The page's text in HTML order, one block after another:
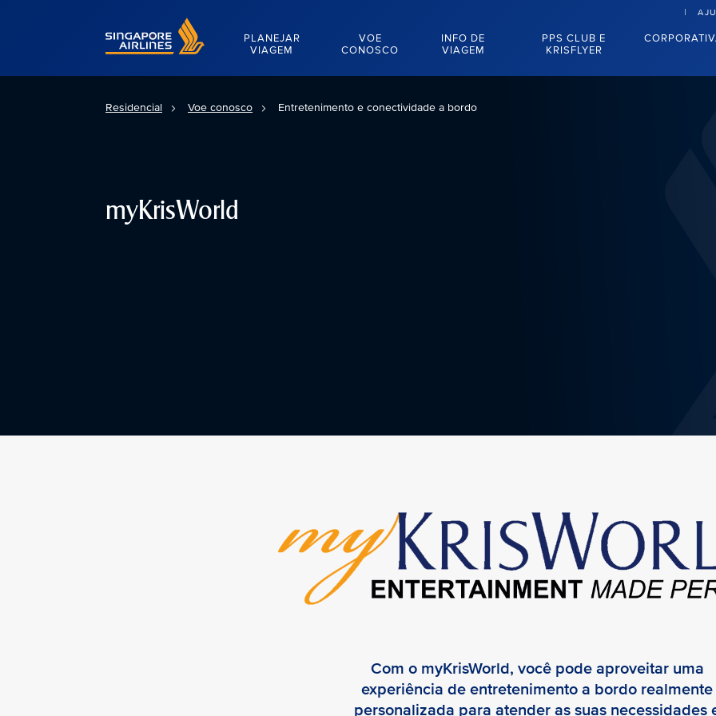
Singapore Airlines Home
PLANEJAR
VIAGEM
VOE
CONOSCO
INFO DE
VIAGEM
PPS CLUB E
KRISFLYER
Residencial Voe conosco Entretenimento e conectividade a bordo
myKrisWorld
Com o myKrisWorld, você pode aproveitar uma
experiência de entretenimento a bordo realmente
personalizada para atender as suas necessidades